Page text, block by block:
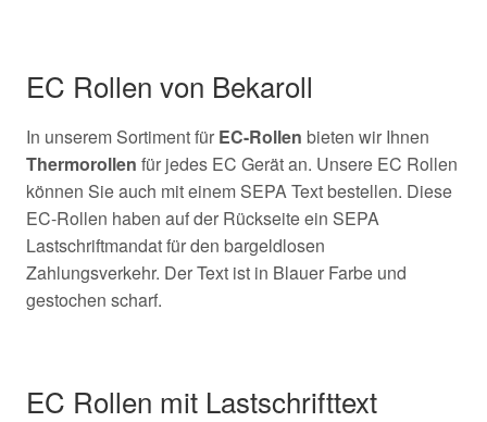
EC Rollen von Bekaroll
In unserem Sortiment für EC-Rollen bieten wir Ihnen
Thermorollen für jedes EC Gerät an. Unsere EC Rollen
können Sie auch mit einem SEPA Text bestellen. Diese
EC-Rollen haben auf der Rückseite ein SEPA
Lastschriftmandat für den bargeldlosen
Zahlungsverkehr. Der Text ist in Blauer Farbe und
gestochen scharf.
EC Rollen mit Lastschrifttext